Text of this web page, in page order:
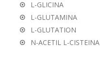
L-GLICINA
L-GLUTAMINA
L-GLUTATION
N-ACETIL L-CISTEINA